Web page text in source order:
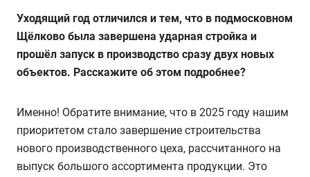
Уходящий год отличился и тем, что в подмосковном
Щёлково была завершена ударная стройка и
прошёл запуск в производство сразу двух новых
объектов. Расскажите об этом подробнее?
Именно! Обратите внимание, что в 2025 году нашим
приоритетом стало завершение строительства
нового производственного цеха, рассчитанного на
выпуск большого ассортимента продукции. Это